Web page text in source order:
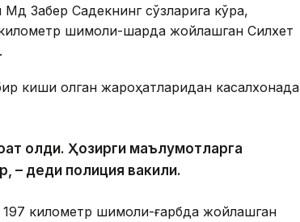
Забер Садекнинг сўзларига кўра,
шимоли-шарқда жойлашган Силхет
киши олган жароҳатларидан касалхонада
олди. Ҳозирги маълумотларга
– деди полиция вакили.
километр шимоли-ғарбда жойлашган